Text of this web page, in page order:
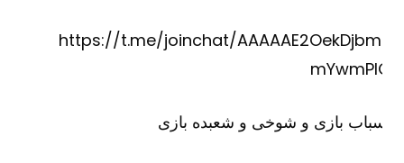
https://t.me/joinchat/
بازی و شوخی و شعبده بازی